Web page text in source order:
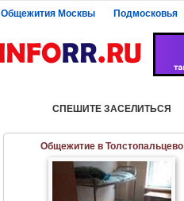
Общежития Москвы Подмосковья
СПЕШИТЕ ЗАСЕЛИТЬСЯ
Общежитие в Толстопальцево